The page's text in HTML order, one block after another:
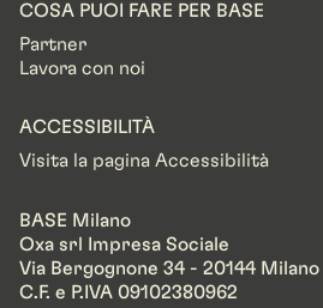
COSA PUOI FARE PER BASE
Partner
Lavora con noi
ACCESSIBILITÀ
Visita la pagina Accessibilità
BASE Milano
Oxa srl Impresa Sociale
Via Bergognone 34 - 20144 Milano
C.F. e P.IVA 09102380962